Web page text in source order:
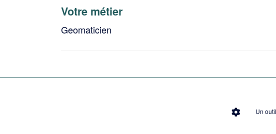
Votre métier
Geomaticien
Un